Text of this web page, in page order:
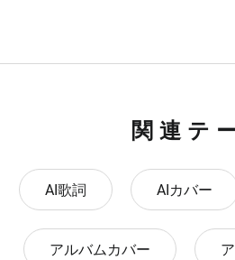
関連テ
AI歌詞 AIカバー
アルバムカバー